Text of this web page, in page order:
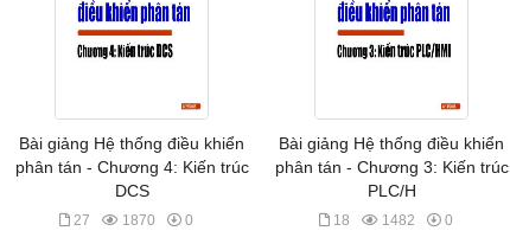
Bài giảng Hệ thống điều khiển
phân tán - Chương 4: Kiến trúc
DCS
27 1870 0
Bài giảng Hệ thống điều khiển
phân tán - Chương 3: Kiến trúc
PLC/H
18 1482 0